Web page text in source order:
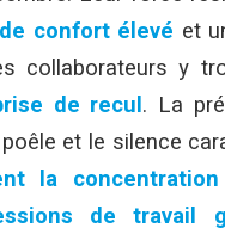
confort élevé et
collaborateurs y
de recul. La
poêle et le silence
la
de travail